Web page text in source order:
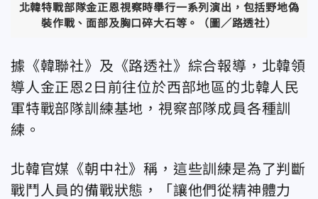
北韓特戰部隊金正恩視察時舉行一系列演出，包括野地偽
裝作戰、面部及胸口碎大石等。（圖／路透社）
據《韓聯社》及《路透社》綜合報導，北韓領
導人金正恩2日前往位於西部地區的北韓人民
軍特戰部隊訓練基地，視察部隊成員各種訓
練。
北韓官媒《朝中社》稱，這些訓練是為了判斷
戰鬥人員的備戰狀態，「讓他們從精神體力